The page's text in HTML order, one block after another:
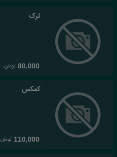
ترک
80,000 تومان
کمکس
110,000 تومان